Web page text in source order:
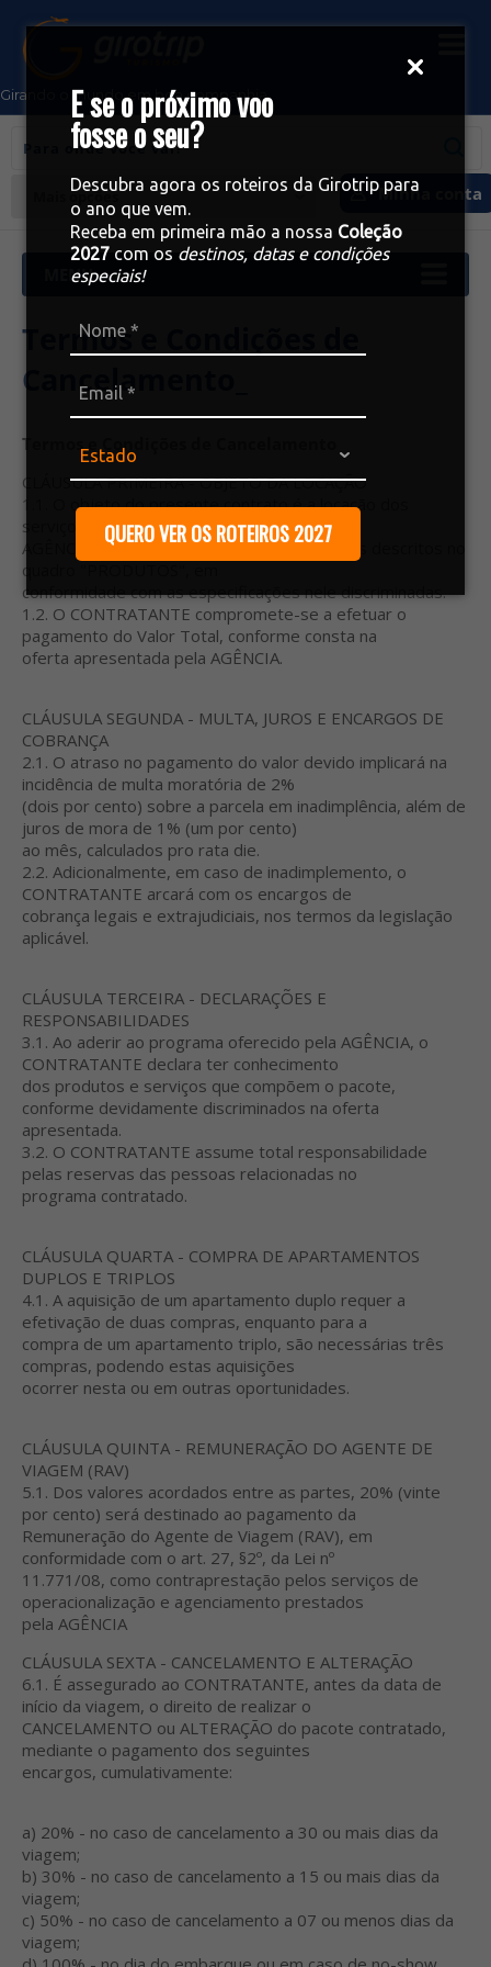
E se o próximo voo
fosse o seu?
Descubra agora os roteiros da Girotrip para
o ano que vem.
Receba em primeira mão a nossa Coleção
2027 com os destinos, datas e condições
especiais!
QUERO VER OS ROTEIROS 2027
Girando o mundo em boa companhia
Minha conta
Mais opções
Termos e Condições de
Cancelamento_
Termos e Condições de Cancelamento
CLÁUSULA PRIMEIRA - OBJETO DA LOCAÇÃO
1.1. O objeto do presente contrato é a locação dos
serviços de intermediação prestados pela
AGÊNCIA em relação aos produtos e serviços descritos no
quadro "PRODUTOS", em
conformidade com as especificações nele discriminadas.
1.2. O CONTRATANTE compromete-se a efetuar o
pagamento do Valor Total, conforme consta na
oferta apresentada pela AGÊNCIA.
CLÁUSULA SEGUNDA - MULTA, JUROS E ENCARGOS DE
COBRANÇA
2.1. O atraso no pagamento do valor devido implicará na
incidência de multa moratória de 2%
(dois por cento) sobre a parcela em inadimplência, além de
juros de mora de 1% (um por cento)
ao mês, calculados pro rata die.
2.2. Adicionalmente, em caso de inadimplemento, o
CONTRATANTE arcará com os encargos de
cobrança legais e extrajudiciais, nos termos da legislação
aplicável.
CLÁUSULA TERCEIRA - DECLARAÇÕES E
RESPONSABILIDADES
3.1. Ao aderir ao programa oferecido pela AGÊNCIA, o
CONTRATANTE declara ter conhecimento
dos produtos e serviços que compõem o pacote,
conforme devidamente discriminados na oferta
apresentada.
3.2. O CONTRATANTE assume total responsabilidade
pelas reservas das pessoas relacionadas no
programa contratado.
CLÁUSULA QUARTA - COMPRA DE APARTAMENTOS
DUPLOS E TRIPLOS
4.1. A aquisição de um apartamento duplo requer a
efetivação de duas compras, enquanto para a
compra de um apartamento triplo, são necessárias três
compras, podendo estas aquisições
ocorrer nesta ou em outras oportunidades.
CLÁUSULA QUINTA - REMUNERAÇÃO DO AGENTE DE
VIAGEM (RAV)
5.1. Dos valores acordados entre as partes, 20% (vinte
por cento) será destinado ao pagamento da
Remuneração do Agente de Viagem (RAV), em
conformidade com o art. 27, §2º, da Lei nº
11.771/08, como contraprestação pelos serviços de
operacionalização e agenciamento prestados
pela AGÊNCIA
CLÁUSULA SEXTA - CANCELAMENTO E ALTERAÇÃO
6.1. É assegurado ao CONTRATANTE, antes da data de
início da viagem, o direito de realizar o
CANCELAMENTO ou ALTERAÇÃO do pacote contratado,
mediante o pagamento dos seguintes
encargos, cumulativamente:
a) 20% - no caso de cancelamento a 30 ou mais dias da
viagem;
b) 30% - no caso de cancelamento a 15 ou mais dias da
viagem;
c) 50% - no caso de cancelamento a 07 ou menos dias da
viagem;